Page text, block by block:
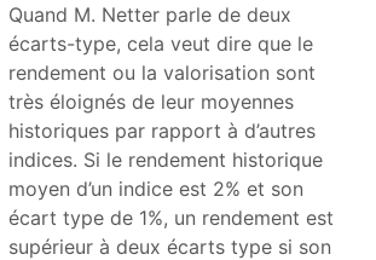
Quand M. Netter parle de deux
écarts-type, cela veut dire que le
rendement ou la valorisation sont
très éloignés de leur moyennes
historiques par rapport à d’autres
indices. Si le rendement historique
moyen d’un indice est 2% et son
écart type de 1%, un rendement est
supérieur à deux écarts type si son